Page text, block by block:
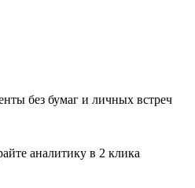
без бумаг и личных встреч
аналитику в 2 клика